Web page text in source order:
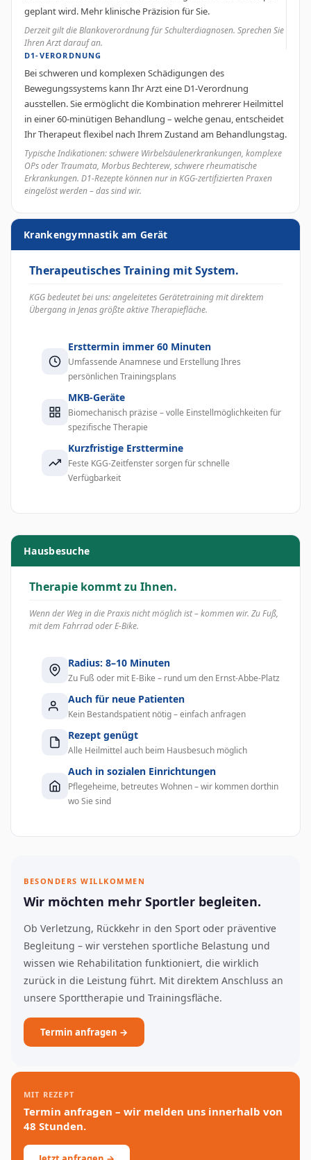
geplant wird. Mehr klinische Präzision für Sie.
Derzeit gilt die Blankoverordnung für Schulterdiagnosen. Sprechen Sie
Ihren Arzt darauf an.
D1-VERORDNUNG
Bei schweren und komplexen Schädigungen des
Bewegungssystems kann Ihr Arzt eine D1-Verordnung
ausstellen. Sie ermöglicht die Kombination mehrerer Heilmittel
in einer 60-minütigen Behandlung – welche genau, entscheidet
Ihr Therapeut flexibel nach Ihrem Zustand am Behandlungstag.
Typische Indikationen: schwere Wirbelsäulenerkrankungen, komplexe
OPs oder Traumata, Morbus Bechterew, schwere rheumatische
Erkrankungen. D1-Rezepte können nur in KGG-zertifizierten Praxen
eingelöst werden – das sind wir.
Krankengymnastik am Gerät
Therapeutisches Training mit System.
KGG bedeutet bei uns: angeleitetes Gerätetraining mit direktem
Übergang in Jenas größte aktive Therapiefläche.
Ersttermin immer 60 Minuten
Umfassende Anamnese und Erstellung Ihres
persönlichen Trainingsplans
MKB-Geräte
Biomechanisch präzise – volle Einstellmöglichkeiten für
spezifische Therapie
Kurzfristige Ersttermine
Feste KGG-Zeitfenster sorgen für schnelle
Verfügbarkeit
Hausbesuche
Therapie kommt zu Ihnen.
Wenn der Weg in die Praxis nicht möglich ist – kommen wir. Zu Fuß,
mit dem Fahrrad oder E-Bike.
Radius: 8–10 Minuten
Zu Fuß oder mit E-Bike – rund um den Ernst-Abbe-Platz
Auch für neue Patienten
Kein Bestandspatient nötig – einfach anfragen
Rezept genügt
Alle Heilmittel auch beim Hausbesuch möglich
Auch in sozialen Einrichtungen
Pflegeheime, betreutes Wohnen – wir kommen dorthin
wo Sie sind
BESONDERS WILLKOMMEN
Wir möchten mehr Sportler begleiten.
Ob Verletzung, Rückkehr in den Sport oder präventive
Begleitung – wir verstehen sportliche Belastung und
wissen wie Rehabilitation funktioniert, die wirklich
zurück in die Leistung führt. Mit direktem Anschluss an
unsere Sporttherapie und Trainingsfläche.
Termin anfragen →
MIT REZEPT
Termin anfragen – wir melden uns innerhalb von
48 Stunden.